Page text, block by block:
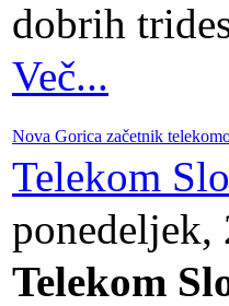
dobrih
Več...
Nova Gorica začetnik
Telekom
ponedeljek,
Telekom